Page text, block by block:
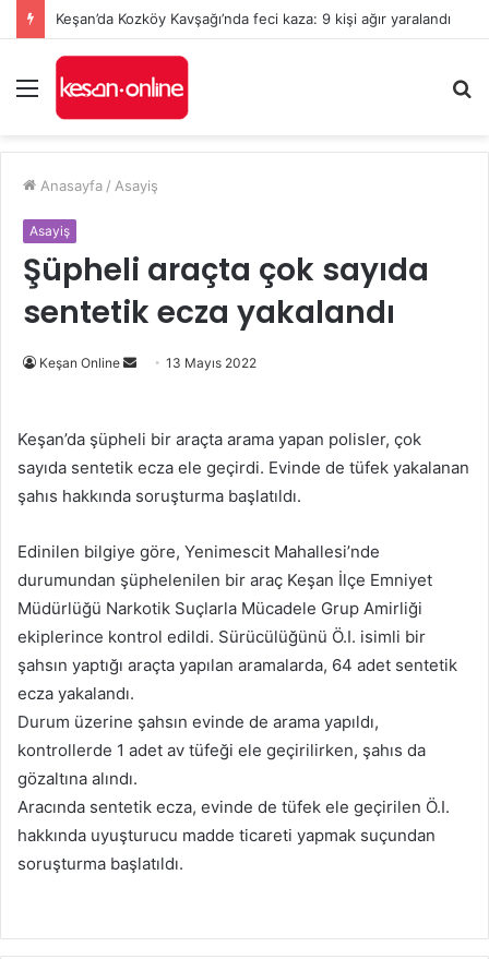
Keşan’da Kozköy Kavşağı’nda feci kaza: 9 kişi ağır yaralandı
Menü
...
Anasayfa / Asayiş
Asayiş
Şüpheli araçta çok sayıda
sentetik ecza yakalandı
Keşan Online
Bir
göndermek
13 Mayıs 2022
Keşan’da şüpheli bir araçta arama yapan polisler, çok
sayıda sentetik ecza ele geçirdi. Evinde de tüfek yakalanan
şahıs hakkında soruşturma başlatıldı.
Edinilen bilgiye göre, Yenimescit Mahallesi’nde
durumundan şüphelenilen bir araç Keşan İlçe Emniyet
Müdürlüğü Narkotik Suçlarla Mücadele Grup Amirliği
ekiplerince kontrol edildi. Sürücülüğünü Ö.I. isimli bir
şahsın yaptığı araçta yapılan aramalarda, 64 adet sentetik
ecza yakalandı.
Durum üzerine şahsın evinde de arama yapıldı,
kontrollerde 1 adet av tüfeği ele geçirilirken, şahıs da
gözaltına alındı.
Aracında sentetik ecza, evinde de tüfek ele geçirilen Ö.I.
hakkında uyuşturucu madde ticareti yapmak suçundan
soruşturma başlatıldı.